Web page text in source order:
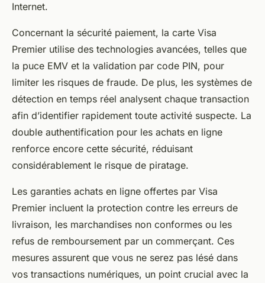
Internet.
Concernant la sécurité paiement, la carte Visa
Premier utilise des technologies avancées, telles que
la puce EMV et la validation par code PIN, pour
limiter les risques de fraude. De plus, les systèmes de
détection en temps réel analysent chaque transaction
afin d’identifier rapidement toute activité suspecte. La
double authentification pour les achats en ligne
renforce encore cette sécurité, réduisant
considérablement le risque de piratage.
Les garanties achats en ligne offertes par Visa
Premier incluent la protection contre les erreurs de
livraison, les marchandises non conformes ou les
refus de remboursement par un commerçant. Ces
mesures assurent que vous ne serez pas lésé dans
vos transactions numériques, un point crucial avec la